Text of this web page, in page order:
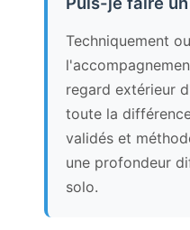
Techniquement
regard extérieur
toute la
validés et
une profondeur
solo.